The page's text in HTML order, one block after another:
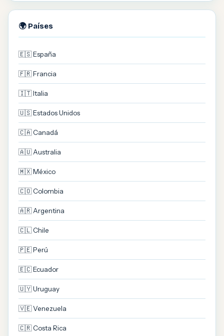
🌍 Países
🇪🇸 España
🇫🇷 Francia
🇮🇹 Italia
🇺🇸 Estados Unidos
🇨🇦 Canadá
🇦🇺 Australia
🇲🇽 México
🇨🇴 Colombia
🇦🇷 Argentina
🇨🇱 Chile
🇵🇪 Perú
🇪🇨 Ecuador
🇺🇾 Uruguay
🇻🇪 Venezuela
🇨🇷 Costa Rica